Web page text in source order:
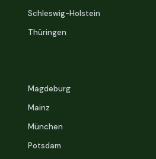
Schleswig-Holstein
Thüringen
Magdeburg
Mainz
München
Potsdam